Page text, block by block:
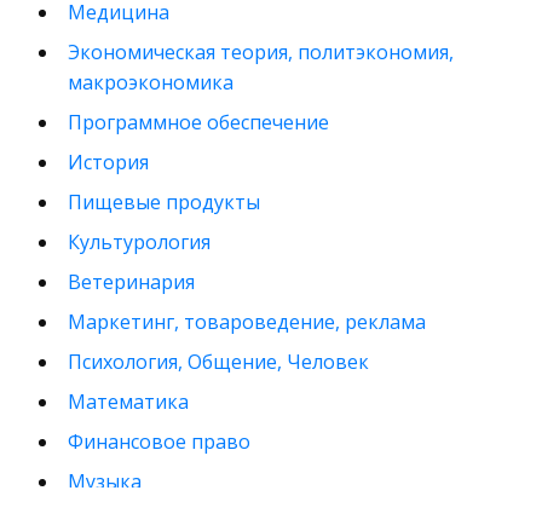
Медицина
Экономическая теория, политэкономия,
макроэкономика
Программное обеспечение
История
Пищевые продукты
Культурология
Ветеринария
Маркетинг, товароведение, реклама
Психология, Общение, Человек
Математика
Финансовое право
Музыка